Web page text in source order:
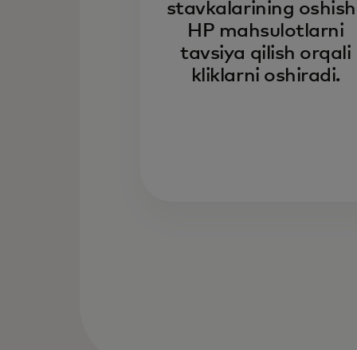
stavkalarining
HP mahsulotlarni
tavsiya qilish orqali
kliklarni oshiradi.